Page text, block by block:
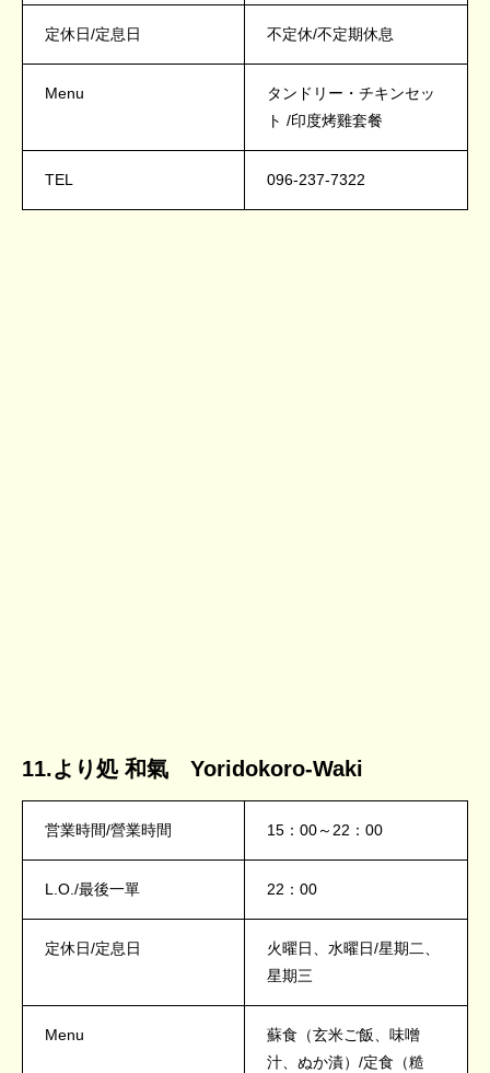
定休日/定息日 不定休/不定期休息
Menu
タンドリー・チキンセッ
ト /印度烤雞套餐
TEL 096-237-7322
11.より処 和氣 Yoridokoro-Waki
営業時間/營業時間 15：00～22：00
L.O./最後一單 22：00
定休日/定息日
火曜日、水曜日/星期二、
星期三
Menu
蘇食（玄米ご飯、味噌
汁、ぬか漬）/定食（糙